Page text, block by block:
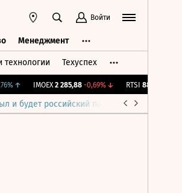
Войти
Менеджмент
технологии Техуспех
↑ IMOEX 2 285,88 -0,69%↓ RTSI 884,56
и будет российский парламент